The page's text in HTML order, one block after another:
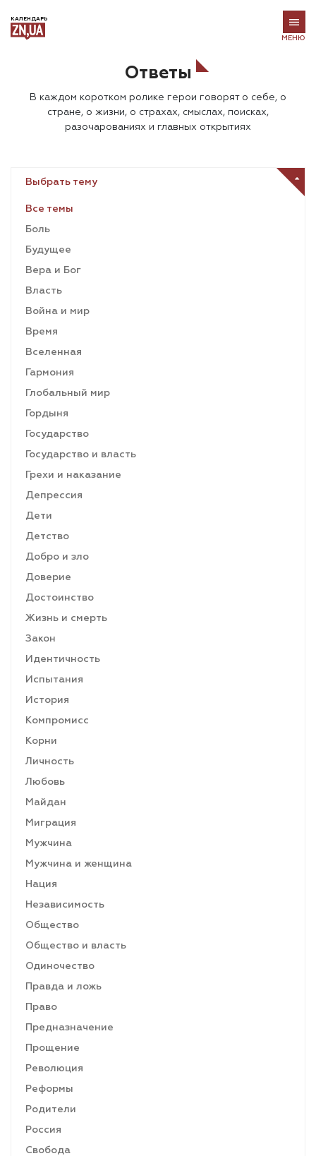
КАЛЕНДАРЬ
МЕНЮ
Ответы
В каждом коротком ролике герои говорят о себе, о
стране, о жизни, о страхах, смыслах, поисках,
разочарованиях и главных открытиях
Выбрать тему
Все темы
Боль
Будущее
Вера и Бог
Власть
Война и мир
Время
Вселенная
Гармония
Глобальный мир
Гордыня
Государство
Государство и власть
Грехи и наказание
Депрессия
Дети
Детство
Добро и зло
Доверие
Достоинство
Жизнь и смерть
Закон
Идентичность
Испытания
История
Компромисс
Корни
Личность
Любовь
Майдан
Миграция
Мужчина
Мужчина и женщина
Нация
Независимость
Общество
Общество и власть
Одиночество
Правда и ложь
Право
Предназначение
Прощение
Революция
Реформы
Родители
Россия
Свобода